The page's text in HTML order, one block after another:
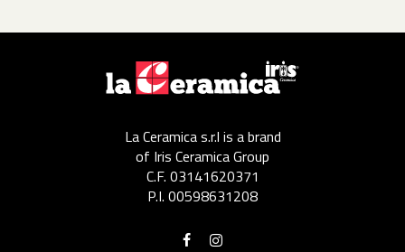
La Ceramica s.r.l is a brand
of Iris Ceramica Group
C.F. 03141620371
P.I. 00598631208